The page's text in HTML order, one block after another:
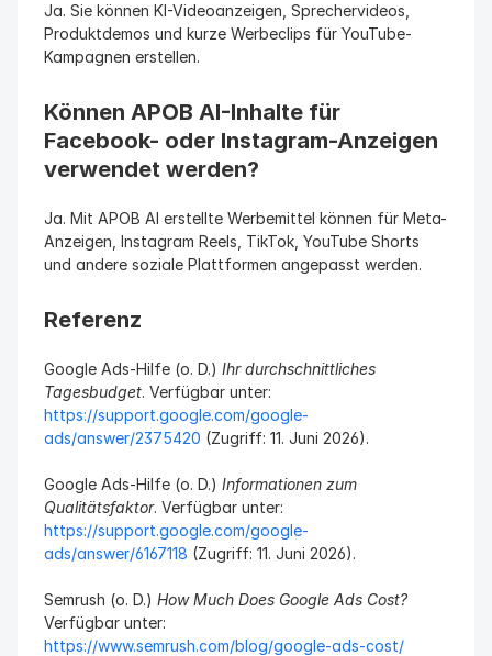
Ja. Sie können KI-Videoanzeigen, Sprechervideos,
Produktdemos und kurze Werbeclips für YouTube-
Kampagnen erstellen.
Können APOB AI-Inhalte für
Facebook- oder Instagram-Anzeigen
verwendet werden?
Ja. Mit APOB AI erstellte Werbemittel können für Meta-
Anzeigen, Instagram Reels, TikTok, YouTube Shorts
und andere soziale Plattformen angepasst werden.
Referenz
Google Ads-Hilfe (o. D.) Ihr durchschnittliches
Tagesbudget
https://support.google.com/google-
ads/answer/2375420 (Zugriff: 11. Juni 2026).
Google Ads-Hilfe (o. D.) Informationen zum
Qualitätsfaktor
https://support.google.com/google-
ads/answer/6167118 (Zugriff: 11. Juni 2026).
Semrush (o. D.) How Much Does Google Ads Cost?
https://www.semrush.com/blog/google-ads-cost/